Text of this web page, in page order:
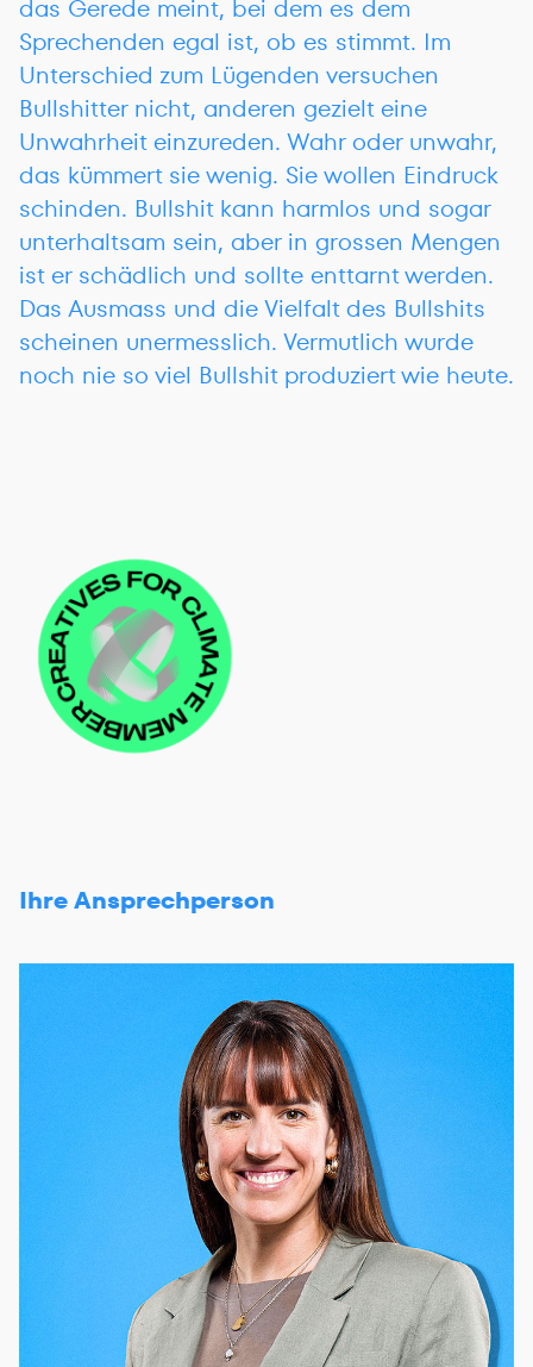
das Gerede meint, bei dem es dem
Sprechenden egal ist, ob es stimmt. Im
Unterschied zum Lügenden versuchen
Bullshitter nicht, anderen gezielt eine
Unwahrheit einzureden. Wahr oder unwahr,
das kümmert sie wenig. Sie wollen Eindruck
schinden. Bullshit kann harmlos und sogar
unterhaltsam sein, aber in grossen Mengen
ist er schädlich und sollte enttarnt werden.
Das Ausmass und die Vielfalt des Bullshits
scheinen unermesslich. Vermutlich wurde
noch nie so viel Bullshit produziert wie heute.
Ihre Ansprechperson